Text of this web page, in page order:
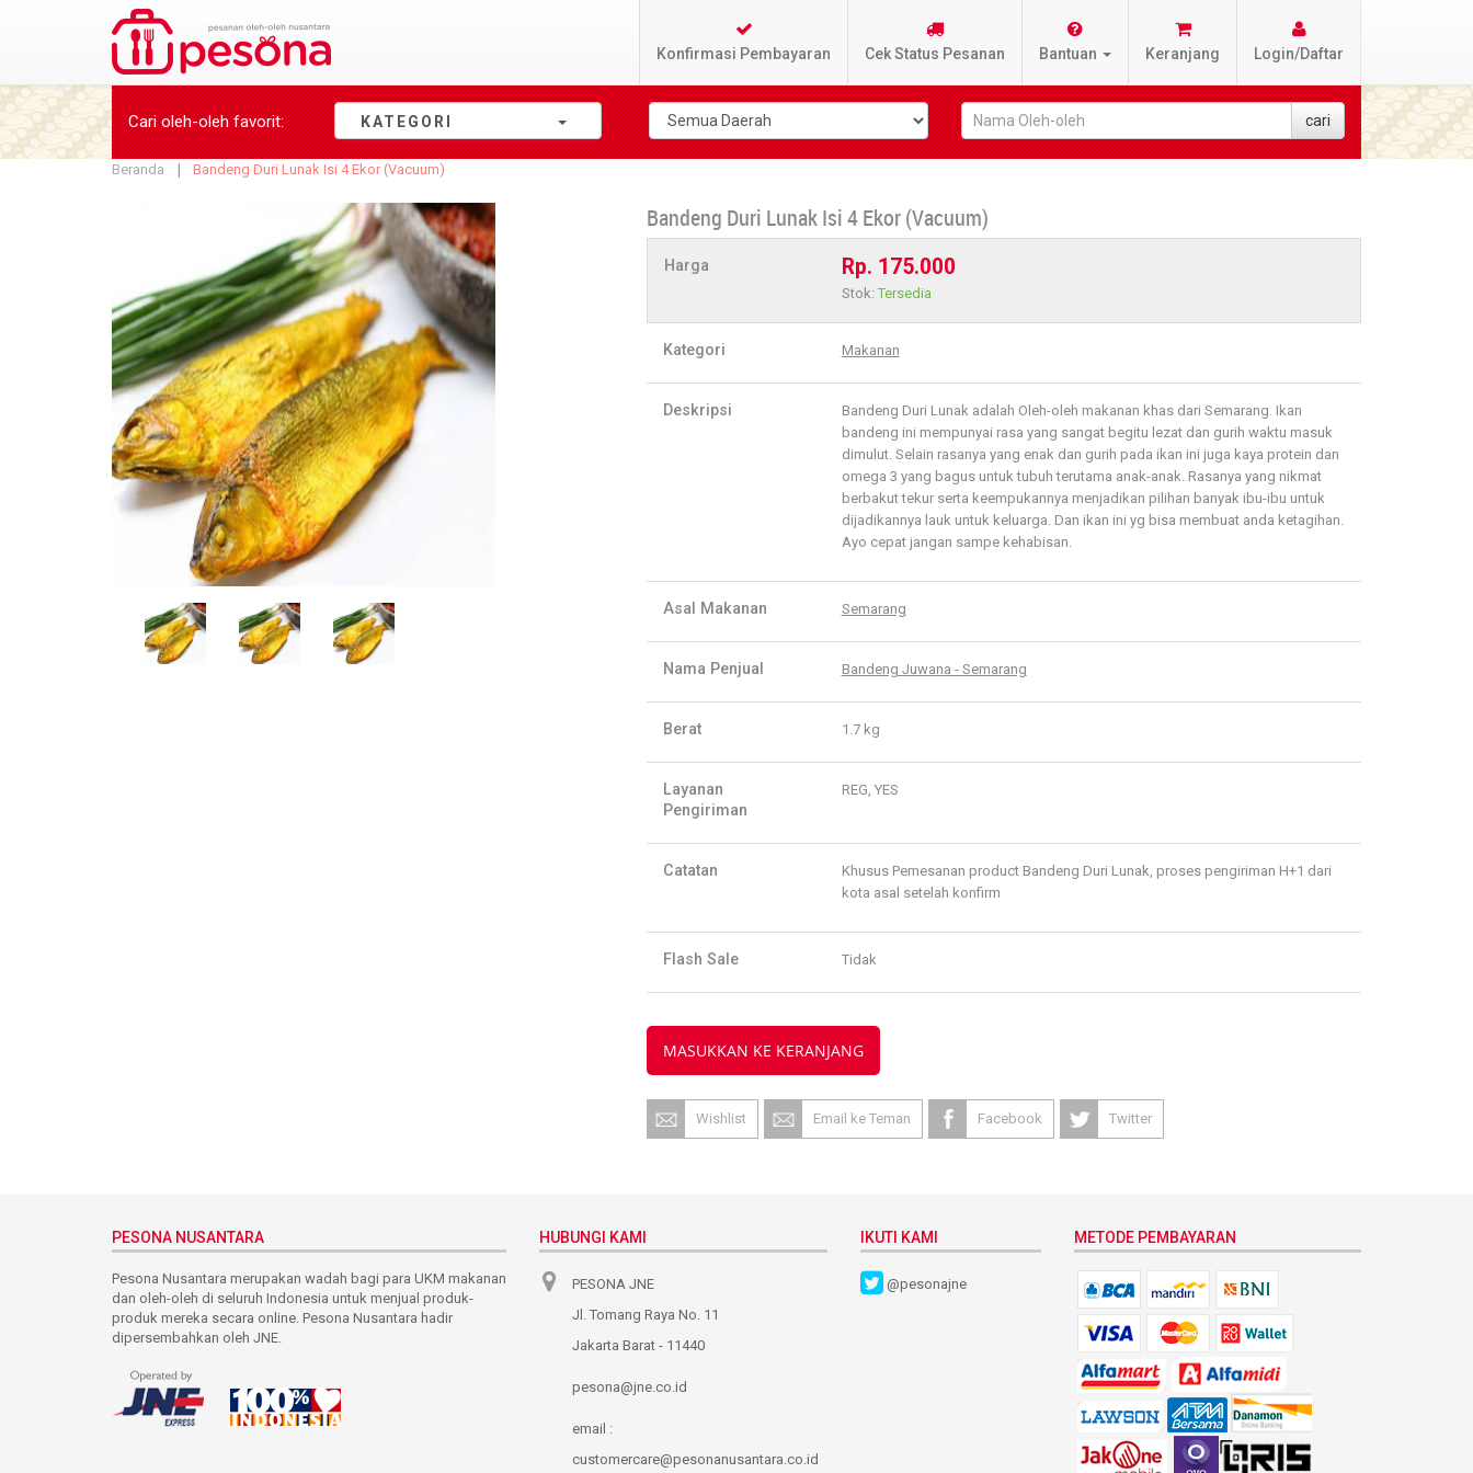
Konfirmasi Pembayaran Cek Status Pesanan Bantuan Keranjang Login/Daftar
Cari oleh-olehfavorit: KATEGORI
Beranda Bandeng Duri Lunak Isi 4 Ekor (Vacuum)
Bandeng Duri Lunak Isi 4 Ekor (Vacuum)
Harga Rp. 175.000
Stok:Tersedia
Kategori Makanan
Deskripsi
Bandeng Duri Lunak adalah Oleh-oleh makanan khas dari Semarang. Ikan
bandeng ini mempunyai rasa yang sangat begitu lezat dan gurih waktu masuk
dimulut. Selain rasanya yang enak dan gurih pada ikan ini juga kaya protein dan
omega 3 yang bagus untuk tubuh terutama anak-anak. Rasanya yang nikmat
berbakut tekur serta keempukannya menjadikan pilihan banyak ibu-ibu untuk
dijadikannya lauk untuk keluarga. Dan ikan ini yg bisa membuat anda ketagihan.
Ayo cepat jangan sampe kehabisan.
Asal Makanan Semarang
Nama Penjual Bandeng Juwana - Semarang
Berat 1.7 kg
Layanan
Pengiriman
REG, YES
Catatan
Khusus Pemesanan product Bandeng Duri Lunak, proses pengiriman H+1 dari
kota asal setelah konfirm
Flash Sale Tidak
MASUKKAN KE KERANJANG
Wishlist Email ke Teman Facebook Twitter
PESONA NUSANTARA
Pesona Nusantara merupakan wadah bagi para UKM makanan
dan oleh-oleh di seluruh Indonesia untuk menjual produk-
produk mereka secara online. Pesona Nusantara hadir
dipersembahkan oleh JNE.
HUBUNGI KAMI
PESONA JNE
Jl. Tomang Raya No. 11
Jakarta Barat - 11440
pesona@jne.co.id
email :
customercare@pesonanusantara.co.id
IKUTI KAMI
@pesonajne
METODE PEMBAYARAN